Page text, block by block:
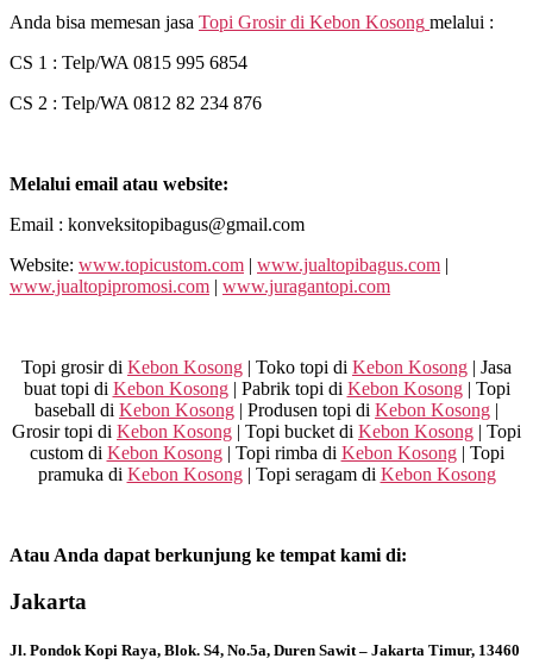
Anda bisa memesan jasa Topi Grosir di Kebon Kosong melalui :
CS 1 : Telp/WA 0815 995 6854
CS 2 : Telp/WA 0812 82 234 876
Melalui email atau website:
Email : konveksitopibagus@gmail.com
Website: www.topicustom.com | www.jualtopibagus.com |
www.jualtopipromosi.com | www.juragantopi.com
Topi grosir di Kebon Kosong | Toko topi di Kebon Kosong | Jasa
buat topi di Kebon Kosong| Pabrik topi di Kebon Kosong| Topi
baseball di Kebon Kosong | Produsen topi di Kebon Kosong |
Grosir topi di Kebon Kosong | Topi bucket di Kebon Kosong | Topi
custom di Kebon Kosong| Topi rimba di Kebon Kosong| Topi
pramuka di Kebon Kosong| Topi seragam di Kebon Kosong
Atau Anda dapat berkunjung ke tempat kami di:
Jakarta
Jl. Pondok Kopi Raya, Blok. S4, No.5a, Duren Sawit – Jakarta Timur, 13460